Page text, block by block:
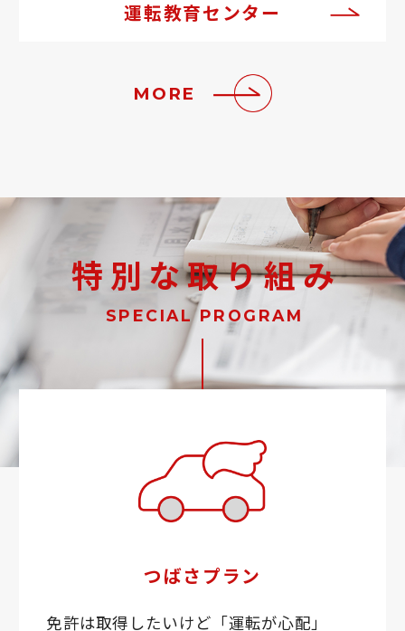
MORE
運転教育センター
特別な取り組み
SPECIAL PROGRAM
つばさプラン
免許は取得したいけど「運転が心配」